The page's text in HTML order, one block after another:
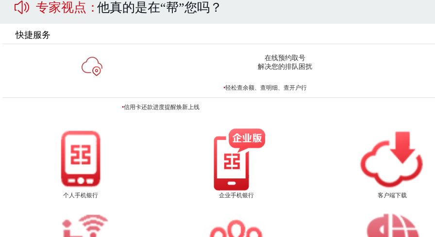
专家视点：他真的是在“帮”您吗？
快捷服务
在线预约取号
解决您的排队困扰
•轻松查余额、查明细、查开户行
•信用卡还款进度提醒焕新上线
个人手机银行 企业手机银行 客户端下载